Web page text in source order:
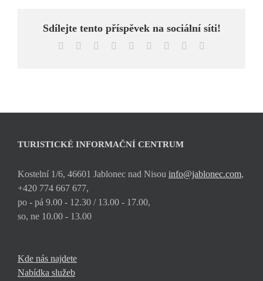
Sdílejte tento příspěvek na sociální síti!
Facebook Reddit LinkedInWhatsApp
TumblrPinterest
TURISTICKÉ INFORMAČNÍ CENTRUM
Kostelní 1/6, 46601 Jablonec nad Nisou info@jablonec.com,
+420 774 667 677,
po - pá 9.00 - 12.30 / 13.00 - 17.00,
so, ne 10.00 - 13.00
Kde nás najdete
Nabídka služeb